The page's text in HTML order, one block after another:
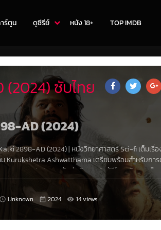
ร์ตูน ดูซีรีย์ หนัง 18+ TOP IMDB
ซับไทย
AD (2024)
2898-AD (2024)| หนังวิทยาศาสตร์ Sci-fiเต็มเรื่
Kurukshetra Ashwatthama เตรียมพร้อมสำหรับกา
าย และ Bhairava นักล่าเงินรางวัลผู้มีไหวพริบและเห็น
ปสรรคในกระบวนการนี้
Unknown 2024 14 views